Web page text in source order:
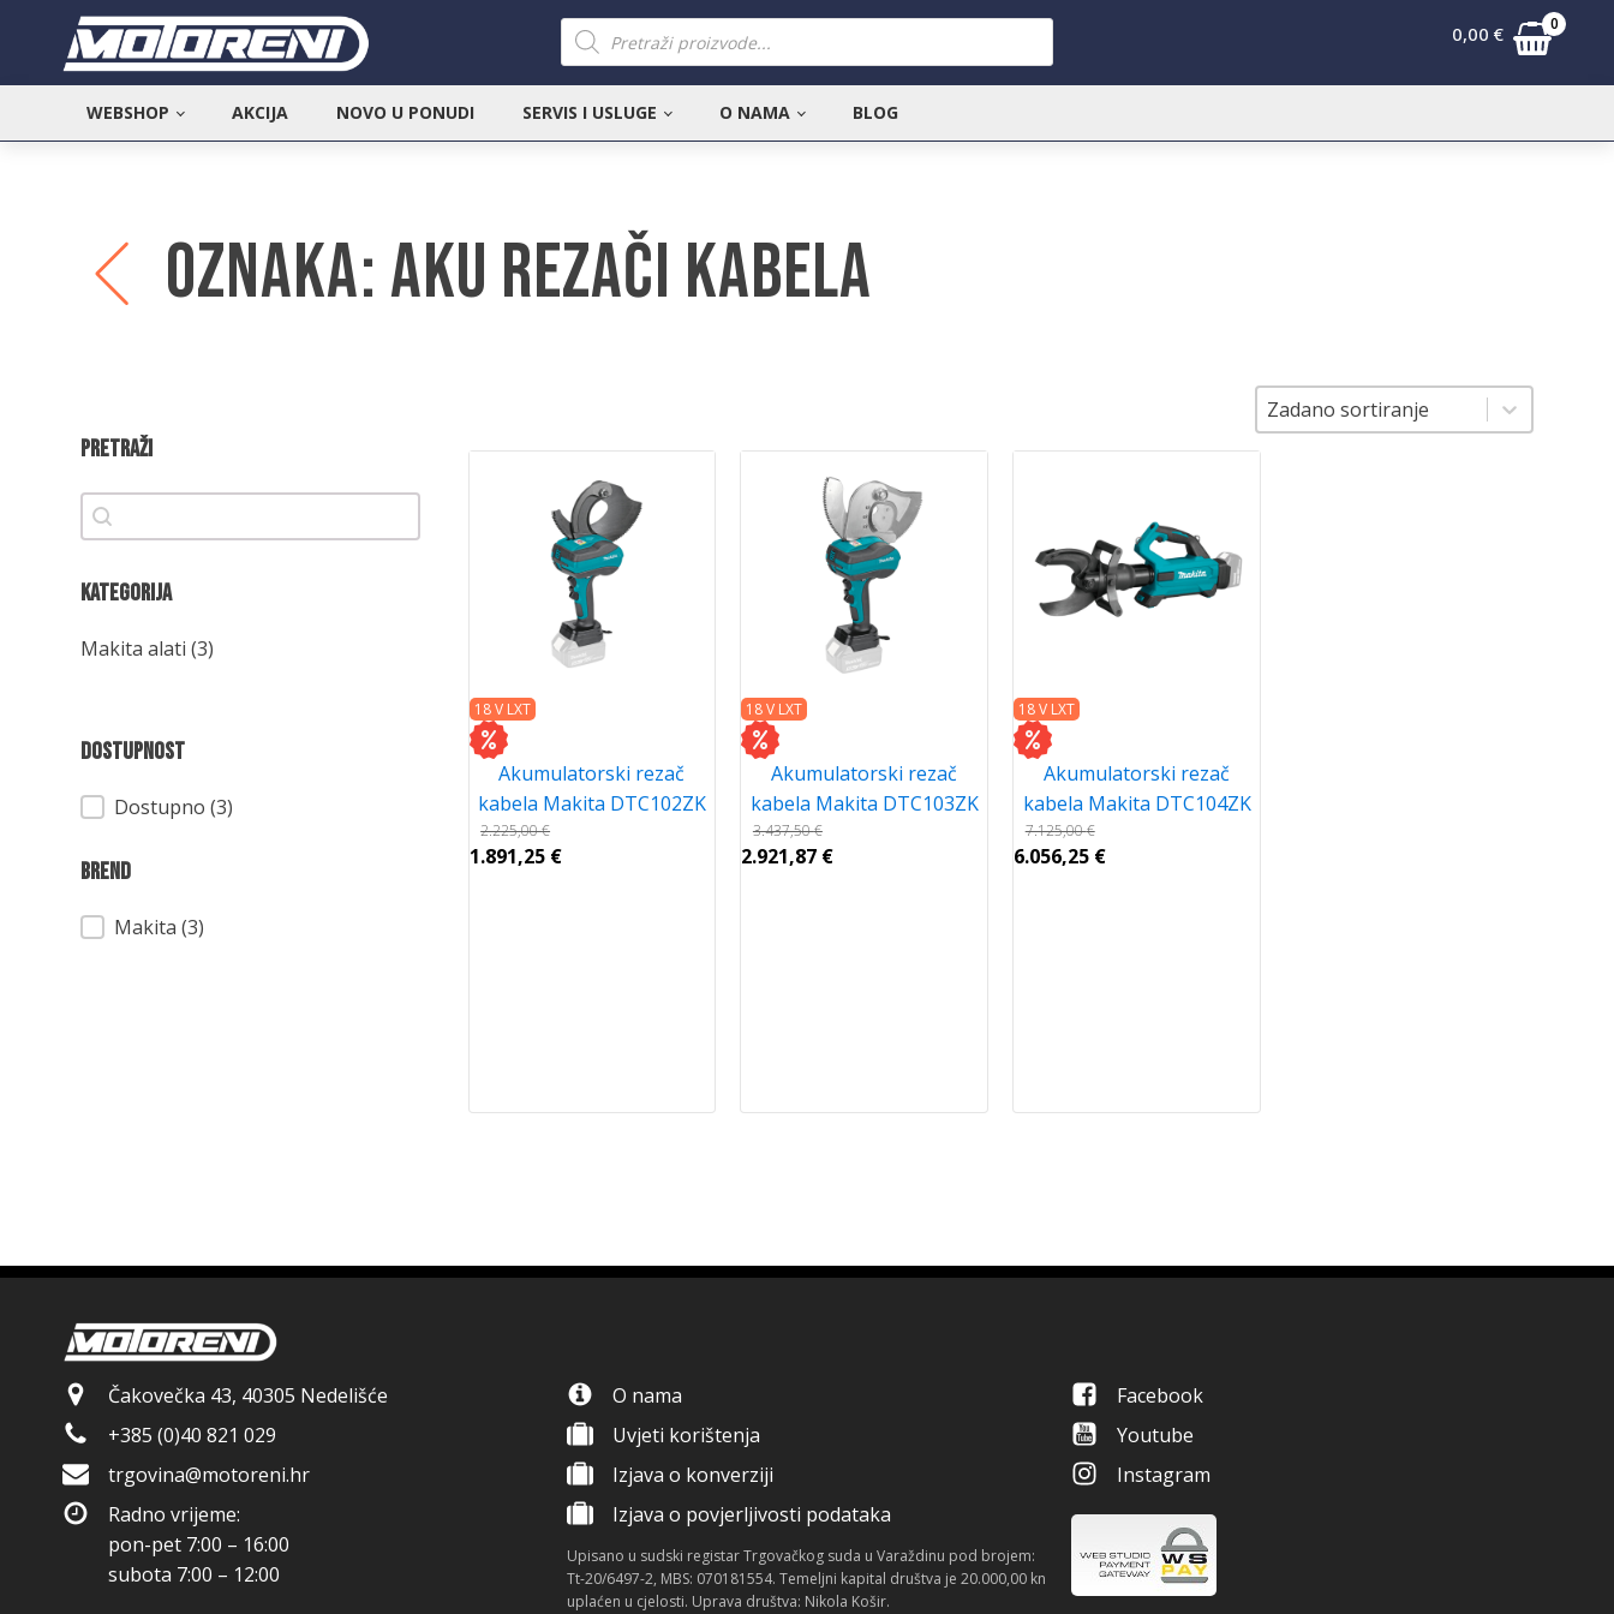
Products
search
0,00 € 0
WEBSHOP AKCIJA NOVO U PONUDI SERVIS I USLUGE O NAMA BLOG
Oznaka:Aku rezači kabela
Pretraži
Pretraži
Pretraži
Kategorija
Kategorija
Makita alati(3)
Dostupnost
Dostupnost
Dostupno (3)
Brend
BrendMakita(3)
Sortiranje
Zadano sortiranje
Sortiranje
18 V LXT
Akumulatorski rezač
kabela Makita DTC102ZK
2.225,00€
1.891,25 €
18 V LXT
Akumulatorski rezač
kabela Makita DTC103ZK
3.437,50€
2.921,87 €
18 V LXT
Akumulatorski rezač
kabela Makita DTC104ZK
7.125,00€
6.056,25 €
Čakovečka 43, 40305 Nedelišće
+385 (0)40 821 029
trgovina@motoreni.hr
Radno vrijeme:
pon-pet 7:00 – 16:00
subota 7:00 – 12:00
O nama
Uvjeti korištenja
Izjava o konverziji
Izjava o povjerljivosti podataka
Upisano u sudski registar Trgovačkog suda u Varaždinu pod brojem:
Tt-20/6497-2, MBS: 070181554. Temeljni kapital društva je 20.000,00 kn
uplaćen u cjelosti. Uprava društva: Nikola Košir.
Facebook
Youtube
Instagram